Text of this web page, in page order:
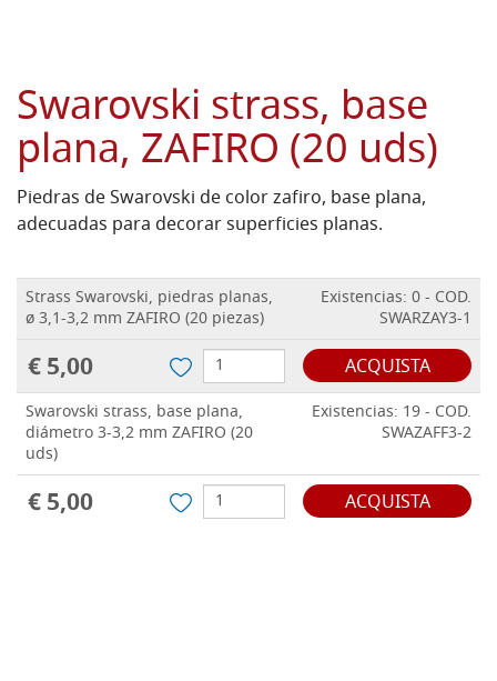
Swarovski strass, base
plana, ZAFIRO (20 uds)
Piedras de Swarovski de color zafiro, base plana,
adecuadas para decorar superficies planas.
Strass Swarovski, piedras planas,
ø 3,1-3,2 mm ZAFIRO (20 piezas)
Existencias: 0 - COD.
SWARZAY3-1
€ 5,00 ACQUISTA
Swarovski strass, base plana,
diámetro 3-3,2 mm ZAFIRO (20
uds)
Existencias: 19 - COD.
SWAZAFF3-2
€ 5,00 ACQUISTA